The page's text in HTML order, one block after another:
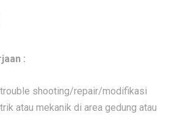
:
shooting/repair/modifikasi
atau mekanik di area gedung atau